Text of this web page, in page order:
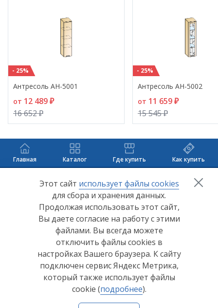
- 25%
Антресоль АН-5001
от 12 489 ₽
16 652 ₽
- 25%
Антресоль АН-5002
от 11 659 ₽
15 545 ₽
Главная Каталог Где купить Как купить
+7 (8412) 65-33-00
info@lerom.ru
Согласие на обработку персональных данных
Политика конфиденциальности
Согласие на обработку персональных данных Яндекс
© ООО "Мебельная компания "Лером" 2026
Этот сайт использует файлы cookies
для сбора и хранения данных.
Продолжая использовать этот сайт,
Вы даете согласие на работу с этими
файлами. Вы всегда можете
отключить файлы cookies в
настройках Вашего браузера. К сайту
подключен сервис Яндекс Метрика,
который также использует файлы
cookie (подробнее).